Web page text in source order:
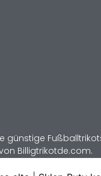
günstige
Billigtrikotde.com.